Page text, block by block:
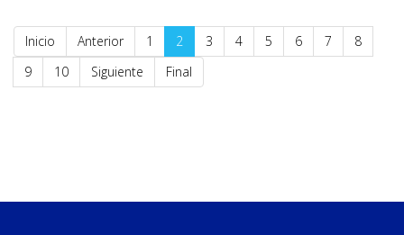
Inicio Anterior 1 2 3 4 5 6 7
8
9
10 Siguiente Final